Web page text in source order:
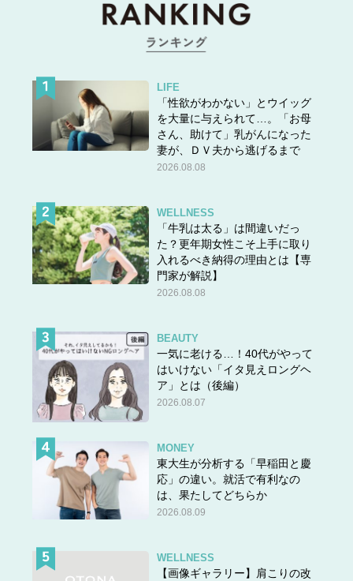
LIFE
「性欲がわかない」とウイッグ
を大量に与えられて…。「お母
さん、助けて」乳がんになった
妻が、ＤＶ夫から逃げるまで
2026.08.08
WELLNESS
「牛乳は太る」は間違いだっ
た？更年期女性こそ上手に取り
入れるべき納得の理由とは【専
門家が解説】
2026.08.08
BEAUTY
一気に老ける…！40代がやって
はいけない「イタ見えロングヘ
ア」とは（後編）
2026.08.07
MONEY
東大生が分析する「早稲田と慶
応」の違い。就活で有利なの
は、果たしてどちらか
2026.08.09
WELLNESS
【画像ギャラリー】肩こりの改